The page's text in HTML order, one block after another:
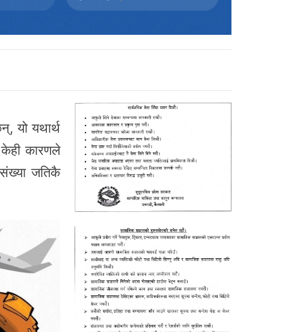
यो यथार्थ
कारणले
जतिकै